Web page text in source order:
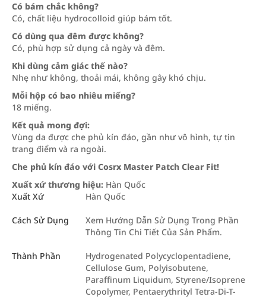
Có bám chắc không?
Có, chất liệu hydrocolloid giúp bám tốt.
Có dùng qua đêm được không?
Có, phù hợp sử dụng cả ngày và đêm.
Khi dùng cảm giác thế nào?
Nhẹ như không, thoải mái, không gây khó chịu.
Mỗi hộp có bao nhiêu miếng?
18 miếng.
Kết quả mong đợi:
Vùng da được che phủ kín đáo, gần như vô hình, tự tin
trang điểm và ra ngoài.
Che phủ kín đáo với Cosrx Master Patch Clear Fit!
Xuất xứ thương hiệu: Hàn Quốc
Xuất Xứ
Hàn Quốc
Cách Sử Dụng
Xem Hướng Dẫn Sử Dụng Trong Phần
Thông Tin Chi Tiết Của Sản Phẩm.
Thành Phần
Hydrogenated Polycyclopentadiene,
Cellulose Gum, Polyisobutene,
Paraffinum Liquidum, Styrene/Isoprene
Copolymer, Pentaerythrityl Tetra-Di-T-